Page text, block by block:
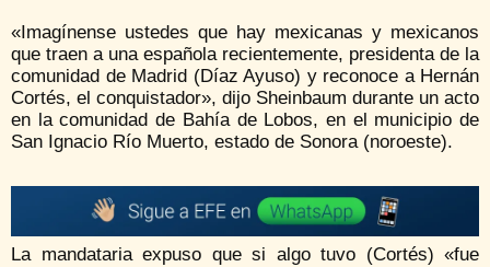
«Imagínense ustedes que hay mexicanas y mexicanos
que traen a una española recientemente, presidenta de la
comunidad de Madrid (Díaz Ayuso) y reconoce a Hernán
Cortés, el conquistador», dijo Sheinbaum durante un acto
en la comunidad de Bahía de Lobos, en el municipio de
San Ignacio Río Muerto, estado de Sonora (noroeste).
La mandataria expuso que si algo tuvo (Cortés) «fue